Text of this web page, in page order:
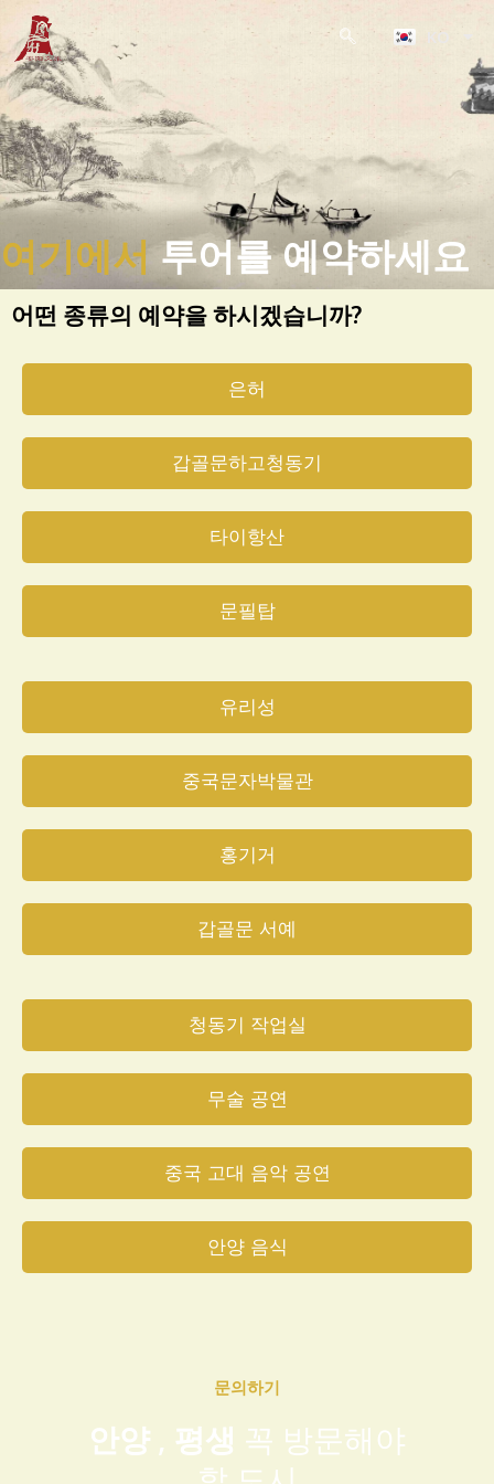
츠
로
건
너
뛰
기
KO
JA
여기에서 투어를 예약하세요
어떤 종류의 예약을 하시겠습니까?
은허
갑골문하고청동기
타이항산
문필탑
유리성
중국문자박물관
홍기거
갑골문 서예
청동기 작업실
무술 공연
중국 고대 음악 공연
안양 음식
문의하기
안양 , 평생 꼭 방문해야